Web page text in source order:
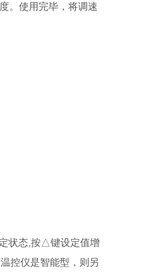
。使用完毕，将调速
状态,按△键设定值增
控仪是智能型，则另